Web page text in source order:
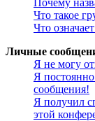
Что такое
Что
Личные
Я не могу
Я
сообщения!
Я получил
этой